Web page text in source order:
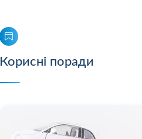
Корисні поради